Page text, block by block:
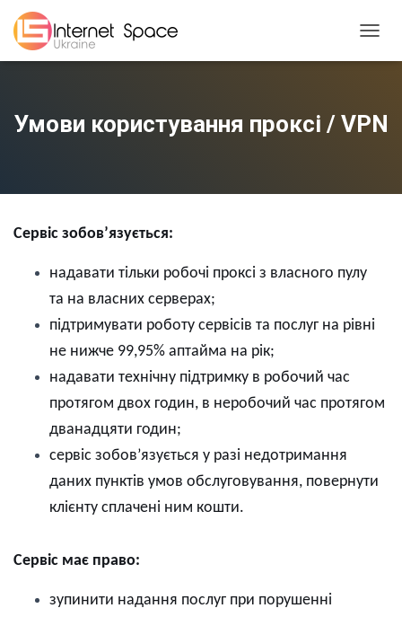
Умови користування проксі / VPN
Сервіс зобов’язується:
надавати тільки робочі проксі з власного пулу
та на власних серверах;
підтримувати роботу сервісів та послуг на рівні
не нижче 99,95% аптайма на рік;
надавати технічну підтримку в робочий час
протягом двох годин, в неробочий час протягом
дванадцяти годин;
сервіс зобов’язується у разі недотримання
даних пунктів умов обслуговування, повернути
клієнту сплачені ним кошти.
Сервіс має право:
зупинити надання послуг при порушенні